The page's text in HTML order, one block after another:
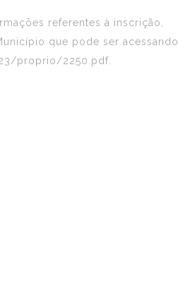
referentes à inscrição,
que pode ser acessando
proprio/2250.pdf.